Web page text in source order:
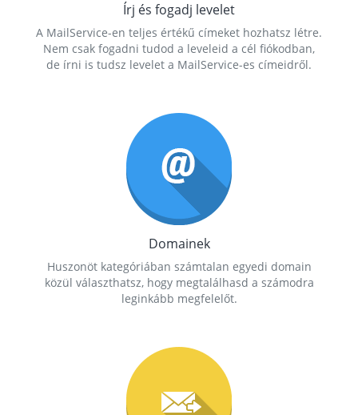
Írj és fogadj levelet
A MailService-en teljes értékű címeket hozhatsz létre.
Nem csak fogadni tudod a leveleid a cél fiókodban,
de írni is tudsz levelet a MailService-es címeidről.
Domainek
Huszonöt kategóriában számtalan egyedi domain
közül választhatsz, hogy megtalálhasd a számodra
leginkább megfelelőt.